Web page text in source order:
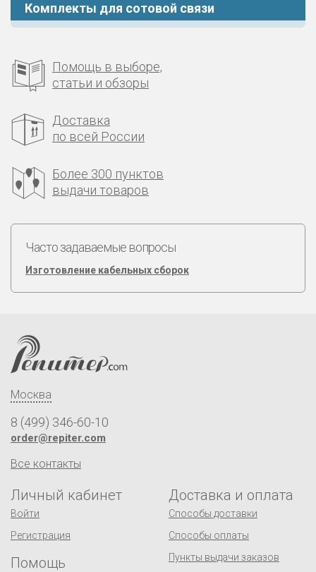
Комплекты для сотовой связи
Помощь в выборе,
статьи и обзоры
Доставка
по всей России
Более 300 пунктов
выдачи товаров
Часто задаваемые вопросы
Изготовление кабельных сборок
Москва
8 (499) 346-60-10
order@repiter.com
Все контакты
Личный кабинет
Войти
Регистрация
Помощь
Доставка и оплата
Способы доставки
Способы оплаты
Пункты выдачи заказов